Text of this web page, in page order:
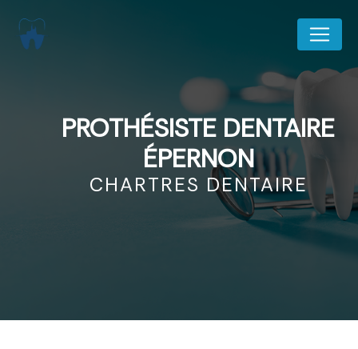
PROTHÉSISTE DENTAIRE
ÉPERNON
CHARTRES DENTAIRE